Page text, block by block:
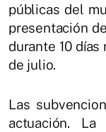
públicas del
presentación
durante 10
de julio.
Las
actuación.